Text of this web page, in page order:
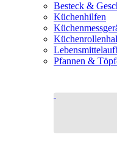
Besteck &
Küchenhilfen
Pfannen &